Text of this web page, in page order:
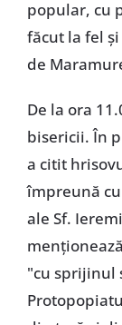
popular, cu
făcut la fel și
de
De la ora
bisericii. În
a citit
împreună cu
ale Sf.
"cu sprijinul